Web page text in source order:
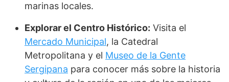
marinas locales.
Explorar el Centro Histórico: Visita el
Mercado Municipal, la Catedral
Metropolitana y el Museo de la Gente
Sergipana para conocer más sobre la historia